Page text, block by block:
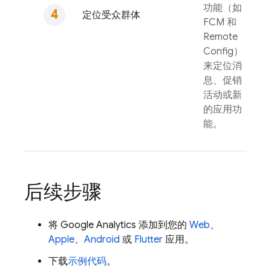
定位受众群体
功能（如
FCM 和
Remote
Config）
来定位消
息、促销
活动或新
的应用功
能。
后续步骤
将 Google Analytics 添加到您的 Web、
Apple、 Android 或 Flutter 应用。
下载示例代码。